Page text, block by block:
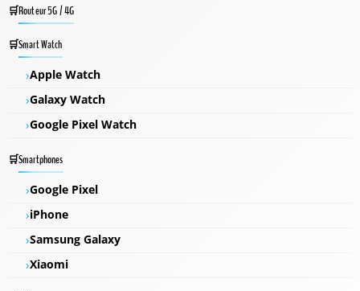
Routeur 5G / 4G
Smart Watch
Apple Watch
Galaxy Watch
Google Pixel Watch
Smartphones
Google Pixel
iPhone
Samsung Galaxy
Xiaomi